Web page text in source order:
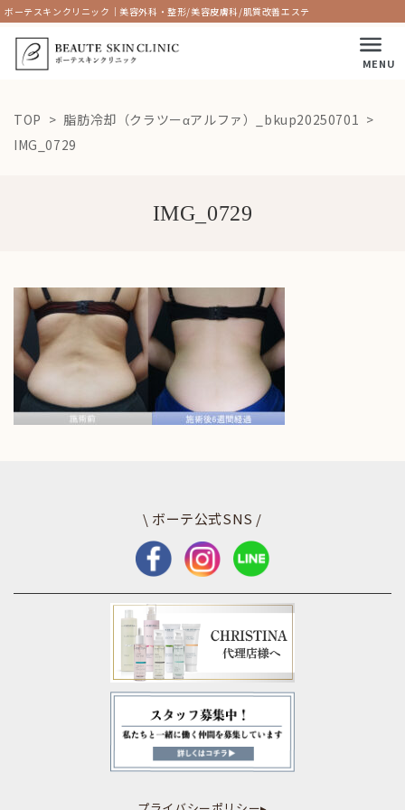
ボーテスキンクリニック｜美容外科・整形/美容皮膚科/肌質改善エステ
MENU
TOP
脂肪冷却（クラツーαアルファ）_bkup20250701
IMG_0729
IMG_0729
\ ボーテ公式SNS /